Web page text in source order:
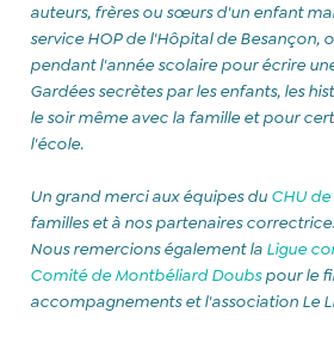
auteurs, frères ou sœurs d'un enfant
service HOP de l'Hôpital de Besançon,
pendant l'année scolaire pour écrire
Gardées secrètes par les enfants, les
le soir même avec la famille et pour
l'école.
Un grand merci aux équipes du CHU
familles et à nos partenaires
Nous remercions également la Ligue
Comité de Montbéliard Doubspour le
accompagnements et l'association Le